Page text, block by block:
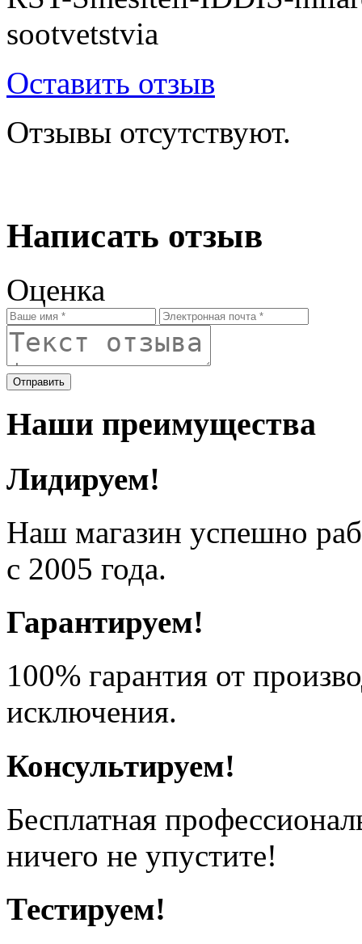
sootvetstvia
Оставить отзыв
Отзывы отсутствуют.
Написать отзыв
Оценка
Отправить
Наши преимущества
Лидируем!
Наш магазин успешно
с 2005 года.
Гарантируем!
100% гарантия от
исключения.
Консультируем!
Бесплатная
ничего не упустите!
Тестируем!